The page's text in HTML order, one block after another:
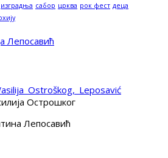
изградња сабор црква рок фест деца
Острошког
Лепосавић